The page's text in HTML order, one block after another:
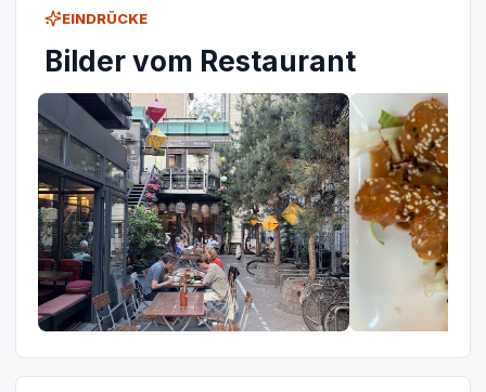
EINDRÜCKE
Bilder vom Restaurant